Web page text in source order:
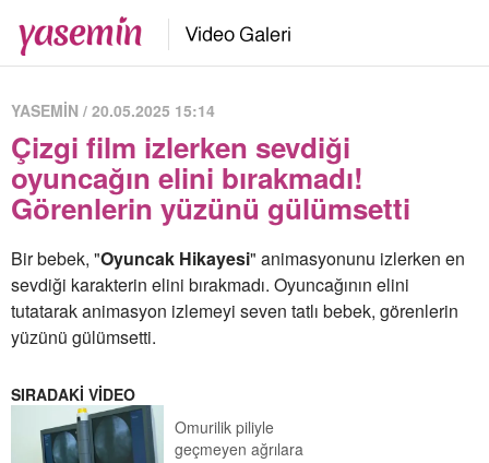
YASEMİN / 20.05.2025 15:14
Çizgi film izlerken sevdiği
oyuncağın elini bırakmadı!
Görenlerin yüzünü gülümsetti
Bir bebek, "Oyuncak Hikayesi" animasyonunu izlerken en
sevdiği karakterin elini bırakmadı. Oyuncağının elini
tutatarak animasyon izlemeyi seven tatlı bebek, görenlerin
yüzünü gülümsetti.
SIRADAKİ VİDEO
Omurilik piliyle
geçmeyen ağrılara